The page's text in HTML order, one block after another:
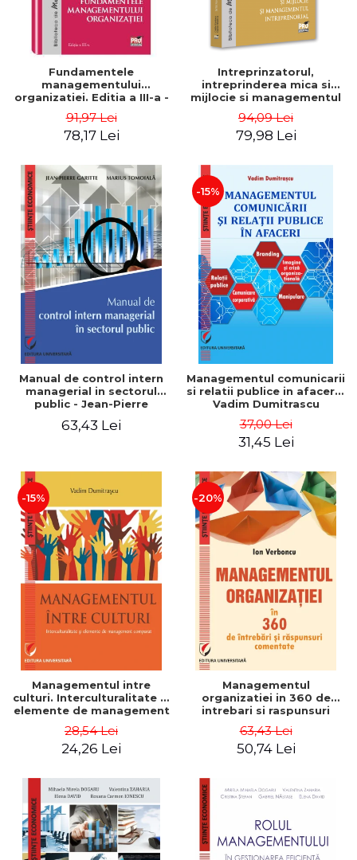
Fundamentele
managementului
organizatiei. Editia a III-a -
91,97 Lei
78,17 Lei
Intreprinzatorul,
intreprinderea mica si
mijlocie si managementul
Nicolescu, Ciprian
Nicolescu
94,09 Lei
79,98 Lei
Manual de control intern
managerial in sectorul
public - Jean-Pierre
63,43 Lei
-15%
Managementul comunicarii
si relatii publice in afaceri -
Vadim Dumitrascu
37,00 Lei
31,45 Lei
-15%
Managementul intre
culturi. Interculturalitate si
elemente de management
Dumitrascu
28,54 Lei
24,26 Lei
-20%
Managementul
organizatiei in 360 de
intrebari si raspunsuri
63,43 Lei
50,74 Lei